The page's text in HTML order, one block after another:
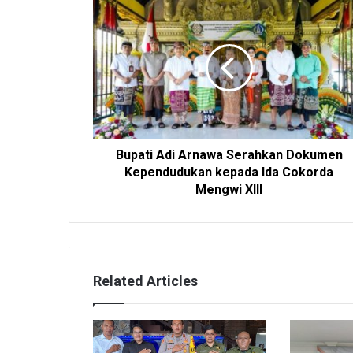
Bupati Adi Arnawa Serahkan Dokumen
Kependudukan kepada Ida Cokorda
Mengwi XIII
Related Articles